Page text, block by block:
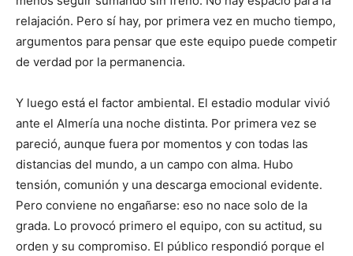
relajación. Pero sí hay, por primera vez en mucho tiempo,
argumentos para pensar que este equipo puede competir
de verdad por la permanencia.
Y luego está el factor ambiental. El estadio modular vivió
ante el Almería una noche distinta. Por primera vez se
pareció, aunque fuera por momentos y con todas las
distancias del mundo, a un campo con alma. Hubo
tensión, comunión y una descarga emocional evidente.
Pero conviene no engañarse: eso no nace solo de la
grada. Lo provocó primero el equipo, con su actitud, su
orden y su compromiso. El público respondió porque el